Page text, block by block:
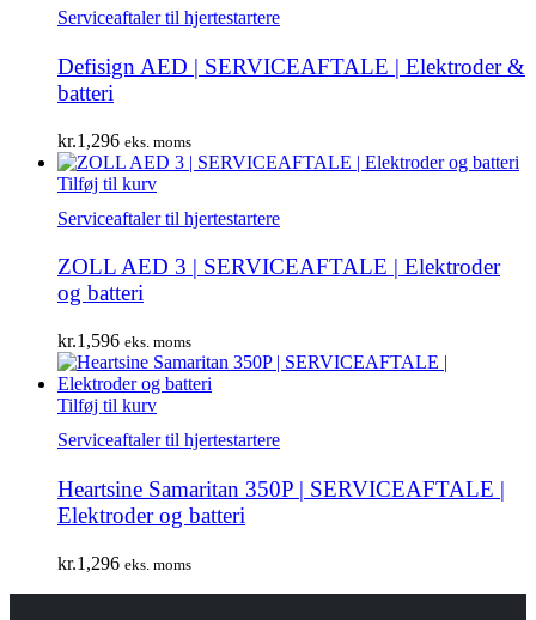
Serviceaftaler til hjertestartere
Defisign AED | SERVICEAFTALE | Elektroder &
batteri
kr.1,296 eks. moms
Tilføj til kurv
Serviceaftaler til hjertestartere
ZOLL AED 3 | SERVICEAFTALE | Elektroder
og batteri
kr.1,596 eks. moms
Tilføj til kurv
Serviceaftaler til hjertestartere
Heartsine Samaritan 350P | SERVICEAFTALE |
Elektroder og batteri
kr.1,296 eks. moms